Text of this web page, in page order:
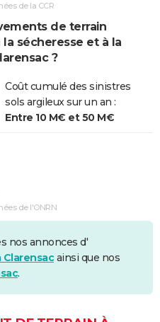
30/09/2017 92 j
30/09/2012 274 j
31/08/1993 974 j
de la CCR
de terrain
sécheresse et à la
?
Coût cumulé des sinistres
sols argileux sur un an :
Entre 10 M€ et 50 M€
de l'ONRN
nos annonces d'
ainsi que nos
.